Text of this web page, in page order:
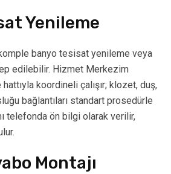
Yenileme
komple banyo tesisat yenileme veya
edilebilir. Hizmet Merkezim
koordineli çalışır; klozet, duş,
bağlantıları standart prosedürle
telefonda ön bilgi olarak verilir,
Montajı